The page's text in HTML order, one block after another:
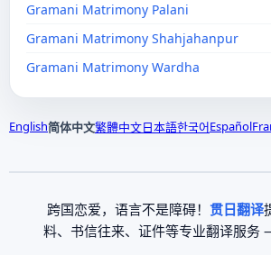
Gramani Matrimony Palani
Gramani Matrimony Shahjahanpur
Gramani Matrimony Wardha
English简体中文繁體中文日本語한국어Español
跨国恋爱，语言不是障碍！ 贯日翻译
料、书信往来、证件等专业翻译服务